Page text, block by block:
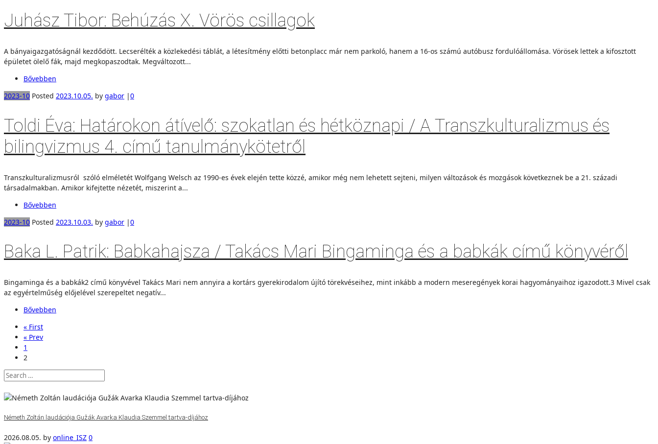
Juhász Tibor: Behúzás X. Vörös csillagok
A bányaigazgatóságnál kezdődött. Lecserélték a közlekedési táblát, a létesítmény előtti betonplacc már nem parkoló, hanem a 16-os számú autóbusz fordulóállomása. Vörösek lettek a kifosztott
épületet ölelő fák, majd megkopaszodtak. Megváltozott...
Bővebben
2023-10 Posted 2023.10.05. by gabor |0
Toldi Éva: Határokon átívelő: szokatlan és hétköznapi / A Transzkulturalizmus és
bilingvizmus 4. című tanulmánykötetről
Transzkulturalizmusról szóló elméletét Wolfgang Welsch az 1990-es évek elején tette közzé, amikor még nem lehetett sejteni, milyen változások és mozgások következnek be a 21. századi
társadalmakban. Amikor kifejtette nézetét, miszerint a...
Bővebben
2023-10 Posted 2023.10.03. by gabor |0
Baka L. Patrik: Babkahajsza / Takács Mari Bingaminga és a babkák című könyvéről
Bingaminga és a babkák2 című könyvével Takács Mari nem annyira a kortárs gyerekirodalom újító törekvéseihez, mint inkább a modern meseregények korai hagyományaihoz igazodott.3 Mivel csak
az egyértelműség előjelével szerepeltet negatív...
Bővebben
« First
« Prev
1
2
Németh Zoltán laudációja Gužák Avarka Klaudia Szemmel tartva-díjához
2026.08.05. by online_ISZ 0